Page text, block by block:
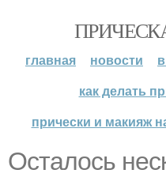
главная новости
как делать
прически и макияж
Осталось